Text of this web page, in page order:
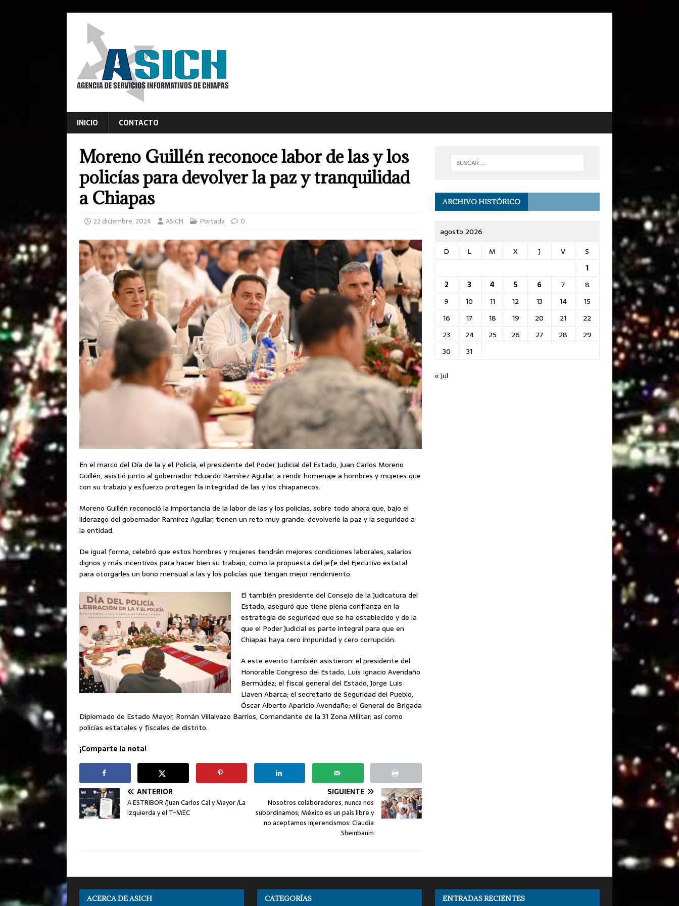
INICIO CONTACTO
Moreno Guillén reconoce labor de las y los
policías para devolver la paz y tranquilidad
a Chiapas
22 diciembre, 2024 ASICH Portada 0
En el marco del Día de la y el Policía, el presidente del Poder Judicial del Estado, Juan Carlos Moreno
Guillén, asistió junto al gobernador Eduardo Ramírez Aguilar, a rendir homenaje a hombres y mujeres que
con su trabajo y esfuerzo protegen la integridad de las y los chiapanecos.
Moreno Guillén reconoció la importancia de la labor de las y los policías, sobre todo ahora que, bajo el
liderazgo del gobernador Ramírez Aguilar, tienen un reto muy grande: devolverle la paz y la seguridad a
la entidad.
De igual forma, celebró que estos hombres y mujeres tendrán mejores condiciones laborales, salarios
dignos y más incentivos para hacer bien su trabajo, como la propuesta del jefe del Ejecutivo estatal
para otorgarles un bono mensual a las y los policías que tengan mejor rendimiento.
El también presidente del Consejo de la Judicatura del
Estado, aseguró que tiene plena confianza en la
estrategia de seguridad que se ha establecido y de la
que el Poder Judicial es parte integral para que en
Chiapas haya cero impunidad y cero corrupción.
A este evento también asistieron: el presidente del
Honorable Congreso del Estado, Luis Ignacio Avendaño
Bermúdez; el fiscal general del Estado, Jorge Luis
Llaven Abarca; el secretario de Seguridad del Pueblo,
Óscar Alberto Aparicio Avendaño; el General de Brigada
Diplomado de Estado Mayor, Román Villalvazo Barrios, Comandante de la 31 Zona Militar; así como
policías estatales y fiscales de distrito.
¡Comparte la nota!
ANTERIOR
A ESTRIBOR /Juan Carlos Cal y Mayor /La
izquierda y el T-MEC
SIGUIENTE
Nosotros colaboradores, nunca nos
subordinamos; México es un país libre y
no aceptamos injerencismos: Claudia
Sheinbaum
ARCHIVO HISTÓRICO
agosto 2026
D
L M X J V
S
1
2
3 4 5 6 7
8
9
10 11 12 13 14
15
16
17 18 19 20 21
22
23
24 25 26 27 28
29
30
31
« Jul
ACERCA DE ASICH CATEGORÍAS ENTRADAS RECIENTES